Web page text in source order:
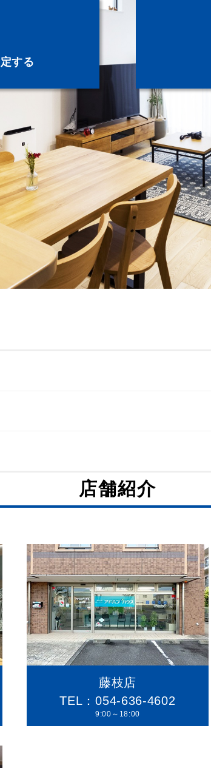
する
店舗紹介
藤枝店
TEL：054-636-4602
9:00～18:00